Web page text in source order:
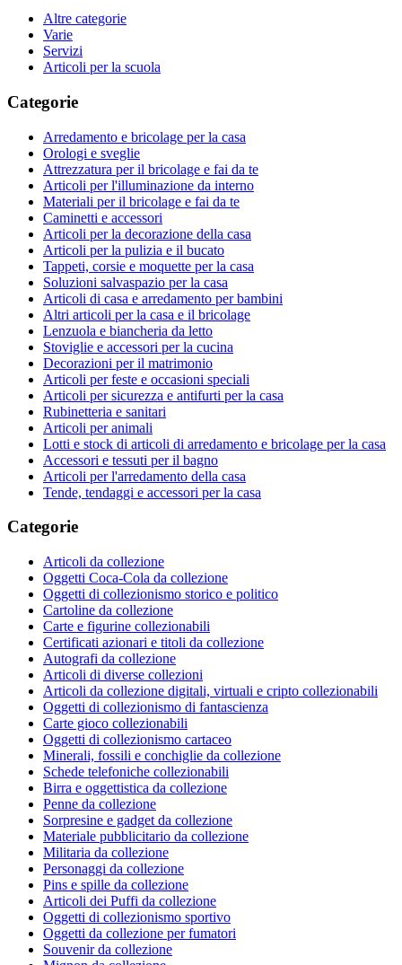
Altre categorie
Varie
Servizi
Articoli per la scuola
Categorie
Arredamento e bricolage per la casa
Orologi e sveglie
Attrezzatura per il bricolage e fai da te
Articoli per l'illuminazione da interno
Materiali per il bricolage e fai da te
Caminetti e accessori
Articoli per la decorazione della casa
Articoli per la pulizia e il bucato
Tappeti, corsie e moquette per la casa
Soluzioni salvaspazio per la casa
Articoli di casa e arredamento per bambini
Altri articoli per la casa e il bricolage
Lenzuola e biancheria da letto
Stoviglie e accessori per la cucina
Decorazioni per il matrimonio
Articoli per feste e occasioni speciali
Articoli per sicurezza e antifurti per la casa
Rubinetteria e sanitari
Articoli per animali
Lotti e stock di articoli di arredamento e bricolage per la casa
Accessori e tessuti per il bagno
Articoli per l'arredamento della casa
Tende, tendaggi e accessori per la casa
Categorie
Articoli da collezione
Oggetti Coca-Cola da collezione
Oggetti di collezionismo storico e politico
Cartoline da collezione
Carte e figurine collezionabili
Certificati azionari e titoli da collezione
Autografi da collezione
Articoli di diverse collezioni
Articoli da collezione digitali, virtuali e cripto collezionabili
Oggetti di collezionismo di fantascienza
Carte gioco collezionabili
Oggetti di collezionismo cartaceo
Minerali, fossili e conchiglie da collezione
Schede telefoniche collezionabili
Birra e oggettistica da collezione
Penne da collezione
Sorpresine e gadget da collezione
Materiale pubblicitario da collezione
Militaria da collezione
Personaggi da collezione
Pins e spille da collezione
Articoli dei Puffi da collezione
Oggetti di collezionismo sportivo
Oggetti da collezione per fumatori
Souvenir da collezione